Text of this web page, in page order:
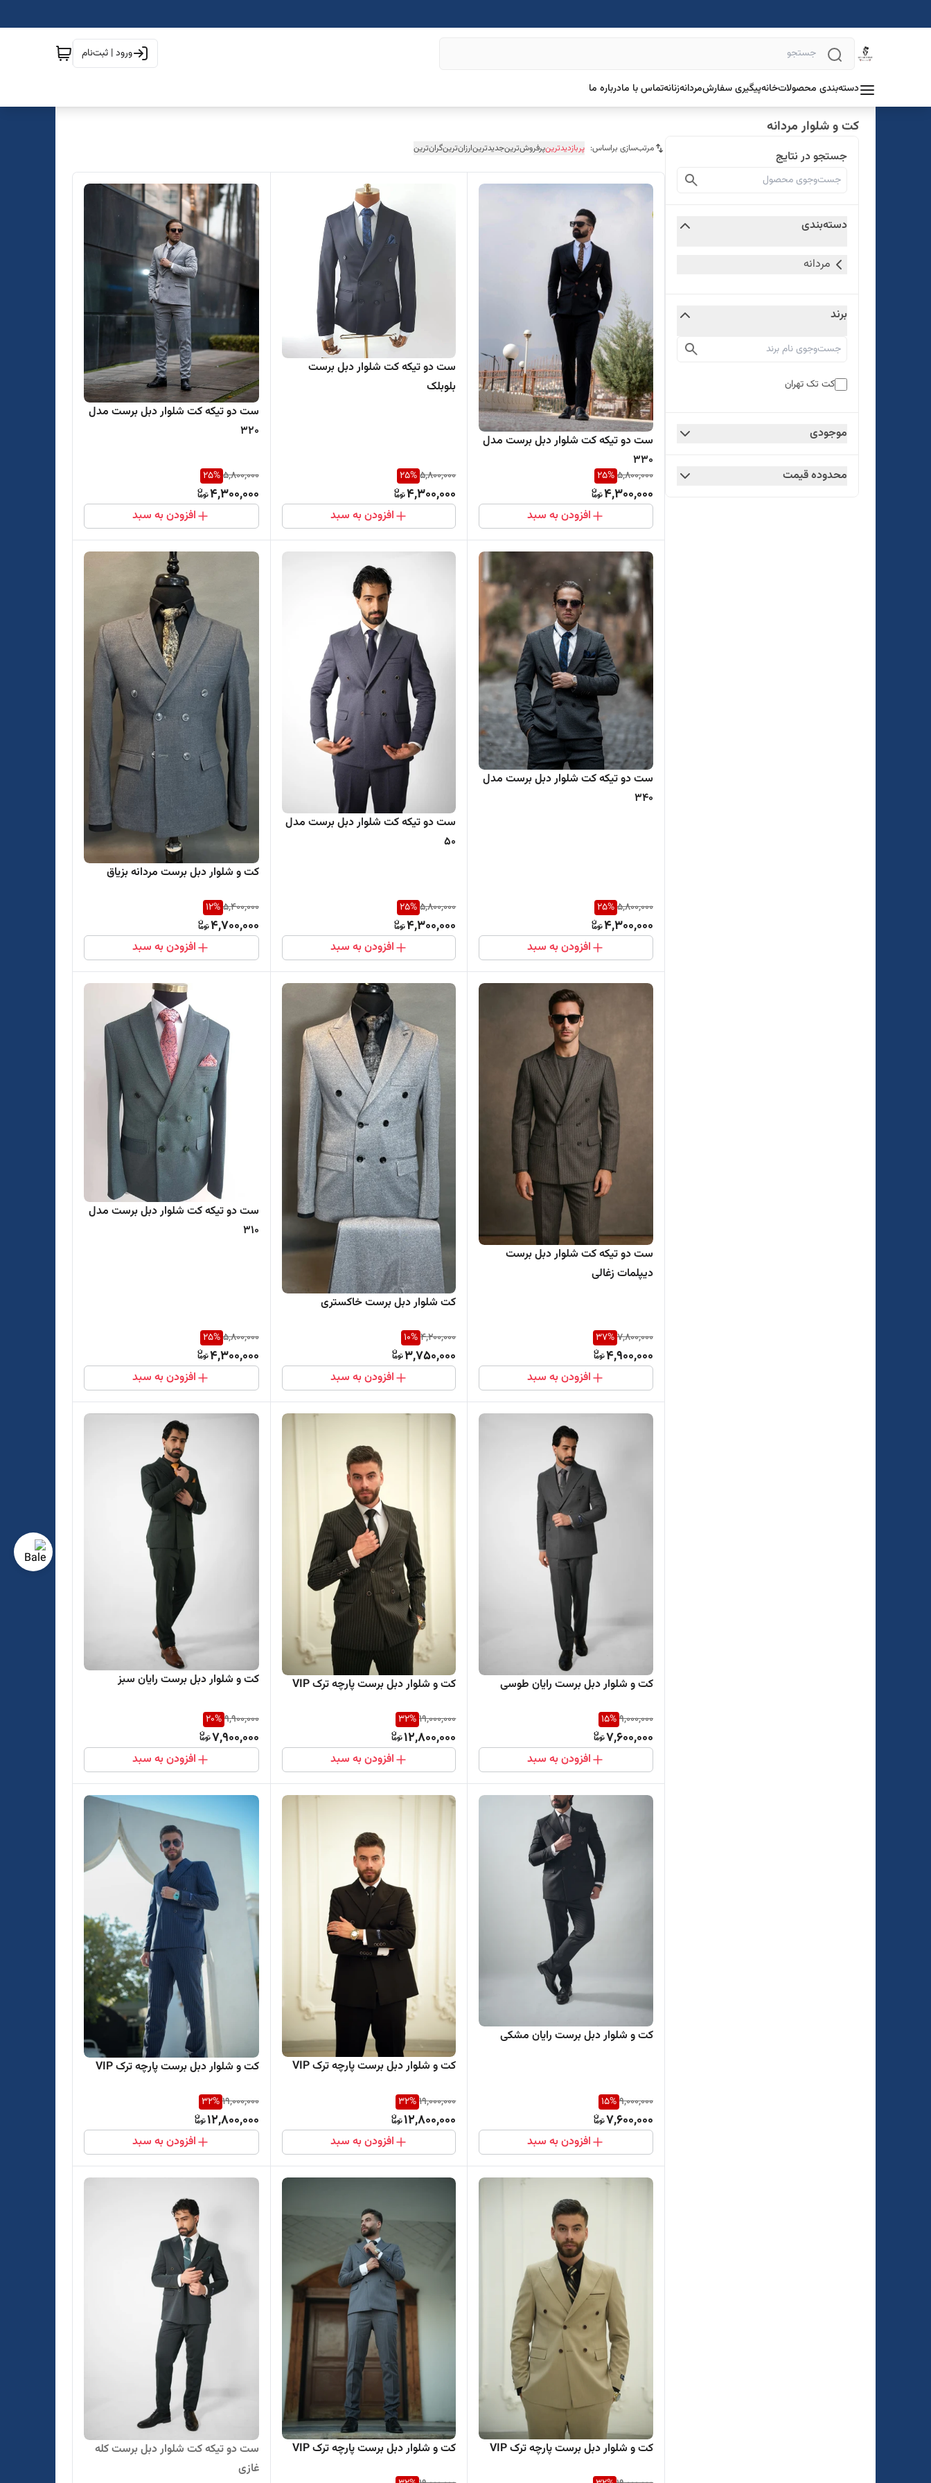
ورود | ثبت‌نام
دسته‌بندی محصولاتخانهپیگیری سفارشمردانهزنانهتماس با مادرباره ما
کت و شلوار مردانه
جستجو در نتایج
دسته‌بندی
مردانه
برند
کت تک تهران
موجودی
محدوده قیمت
مرتب‌سازی براساس: پربازدیدترینپرفروش‌ترینجدیدترینارزان‌ترینگران‌ترین
ست دو تیکه کت شلوار دبل برست مدل
330
5,800,000
25%
4,300,000
افزودن به سبد
ست دو تیکه کت شلوار دبل برست
بلوبلک
5,800,000
25%
4,300,000
افزودن به سبد
ست دو تیکه کت شلوار دبل برست مدل
320
5,800,000
25%
4,300,000
افزودن به سبد
ست دو تیکه کت شلوار دبل برست مدل
340
5,800,000
25%
4,300,000
افزودن به سبد
ست دو تیکه کت شلوار دبل برست مدل
50
5,800,000
25%
4,300,000
افزودن به سبد
کت و شلوار دبل برست مردانه بزیاق
5,400,000
12%
4,700,000
افزودن به سبد
ست دو تیکه کت شلوار دبل برست
دیپلمات زغالی
7,800,000
37%
4,900,000
افزودن به سبد
کت شلوار دبل برست خاکستری
4,200,000
10%
3,750,000
افزودن به سبد
ست دو تیکه کت شلوار دبل برست مدل
310
5,800,000
25%
4,300,000
افزودن به سبد
کت و شلوار دبل برست رایان طوسی
9,000,000
15%
7,600,000
افزودن به سبد
کت و شلوار دبل برست پارچه ترک VIP
19,000,000
32%
12,800,000
افزودن به سبد
کت و شلوار دبل برست رایان سبز
9,900,000
20%
7,900,000
افزودن به سبد
کت و شلوار دبل برست رایان مشکی
9,000,000
15%
7,600,000
افزودن به سبد
کت و شلوار دبل برست پارچه ترک VIP
19,000,000
32%
12,800,000
افزودن به سبد
کت و شلوار دبل برست پارچه ترک VIP
19,000,000
32%
12,800,000
افزودن به سبد
کت و شلوار دبل برست پارچه ترک VIP کت و شلوار دبل برست پارچه ترک VIP
ست دو تیکه کت شلوار دبل برست کله
غازی